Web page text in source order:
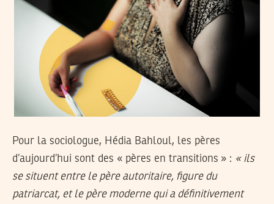
Pour la sociologue, Hédia Bahloul, les pères
d’aujourd’hui sont des « pères en transitions » : « ils
se situent entre le père autoritaire, figure du
patriarcat, et le père moderne qui a définitivement